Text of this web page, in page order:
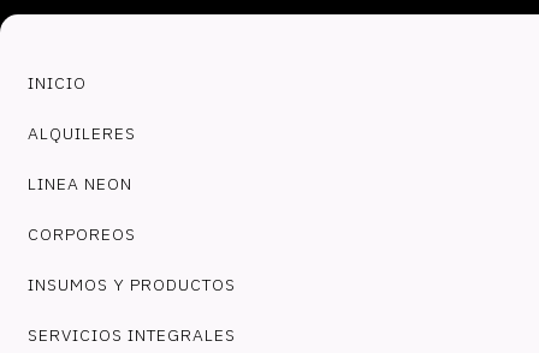
INICIO
ALQUILERES
LINEA NEON
CORPOREOS
INSUMOS Y PRODUCTOS
SERVICIOS INTEGRALES